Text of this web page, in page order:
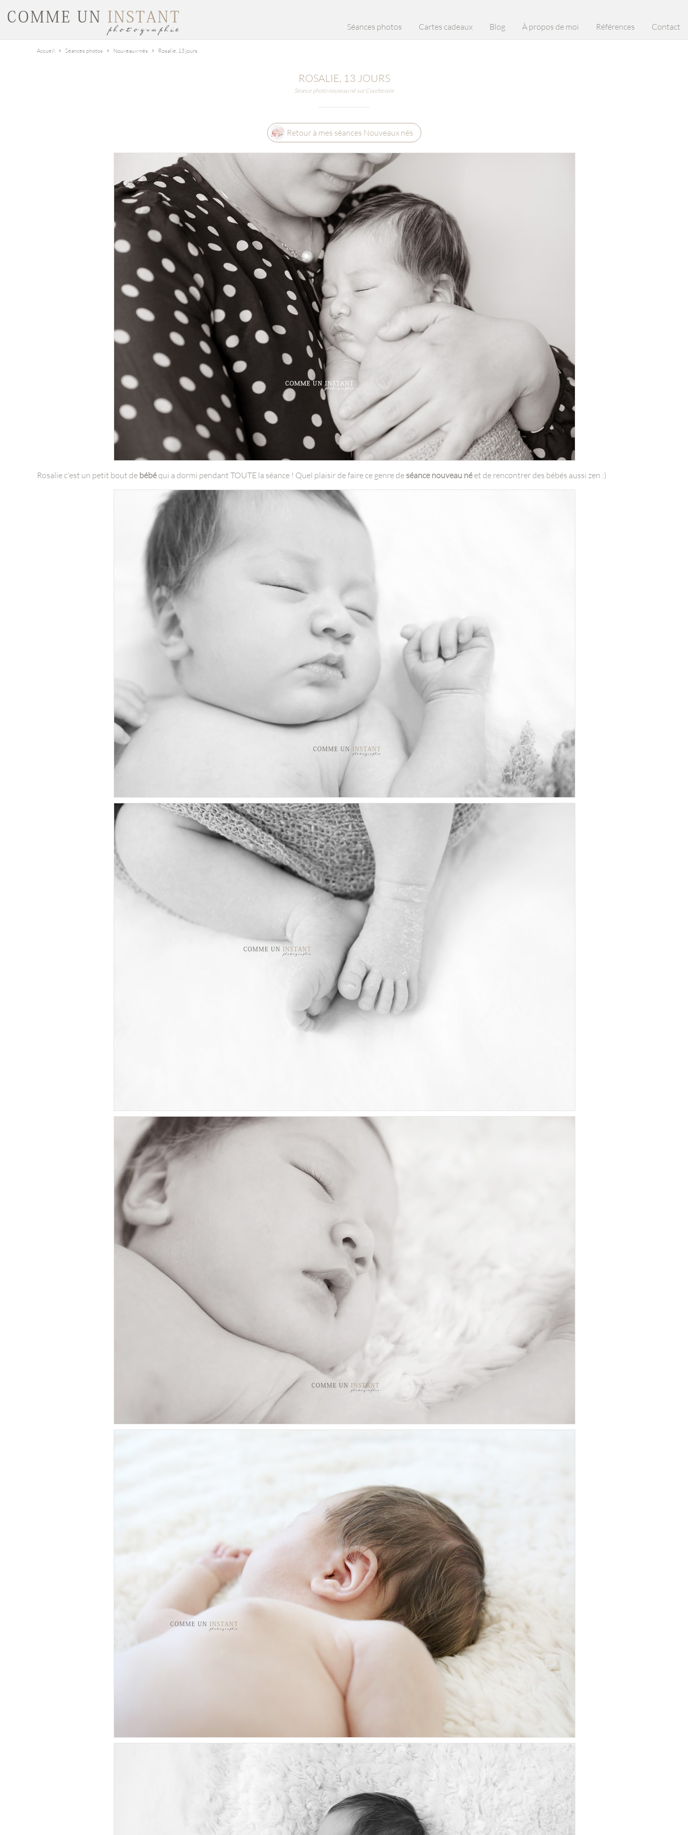
Séances photos Cartes cadeaux Blog À propos de moi Références Contact
Accueil Séances photos Nouveaux-nés Rosalie, 13 jours
ROSALIE, 13 JOURS
Séance photo nouveau né sur Courbevoie
Retour à mes séances Nouveaux nés
Rosalie c'est un petit bout de bébéqui a dormi pendant TOUTE la séance ! Quel plaisir de faire ce genre de séance nouveau néet de rencontrer des bébés aussi zen :)